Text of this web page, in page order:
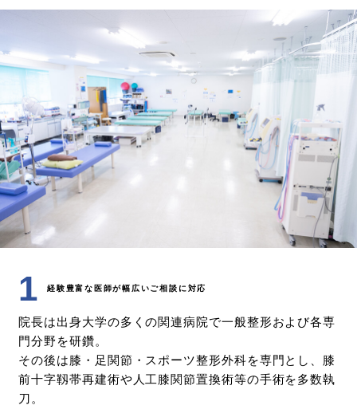
1 経験豊富な医師が幅広いご相談に対応
院長は出身大学の多くの関連病院で一般整形および各専
門分野を研鑽。
その後は膝・足関節・スポーツ整形外科を専門とし、膝
前十字靱帯再建術や人工膝関節置換術等の手術を多数執
刀。